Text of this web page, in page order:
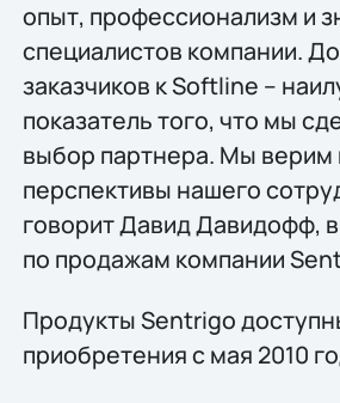
опыт, профессионализм и
специалистов компании.
заказчиков к Softline –
показатель того, что мы
выбор партнера. Мы верим
перспективы нашего
говорит Давид Давидофф,
по продажам компании
Продукты Sentrigo
приобретения с мая 2010